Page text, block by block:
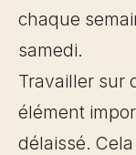
chaque
samedi.
Travailler sur
élément
délaissé.